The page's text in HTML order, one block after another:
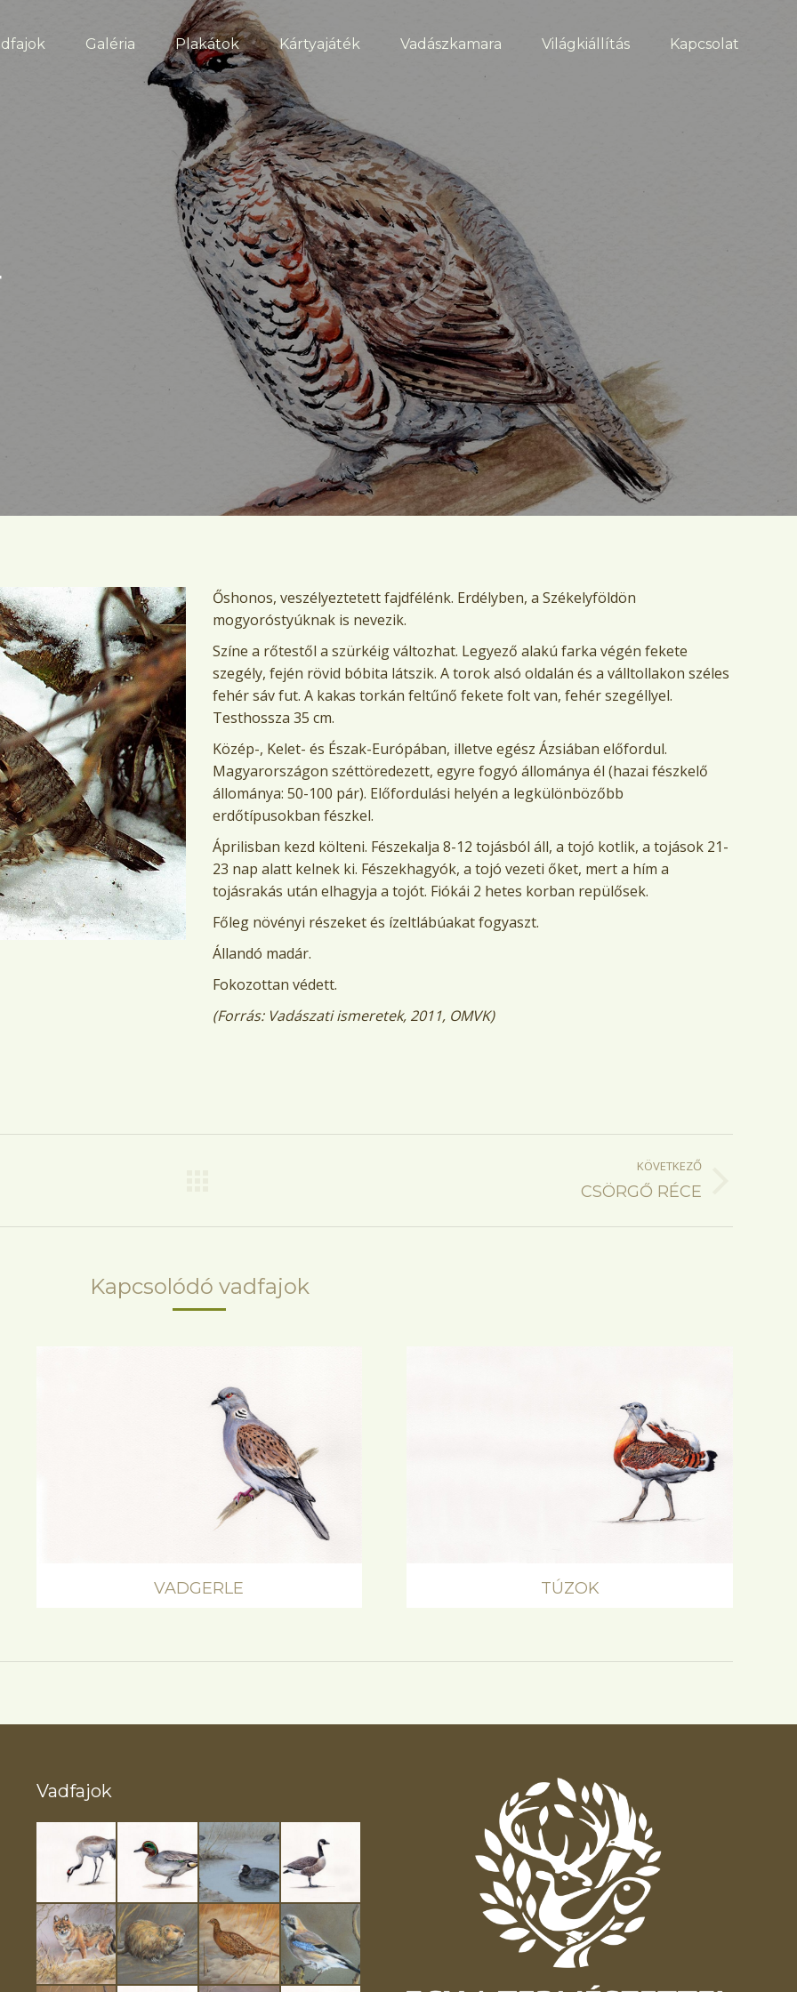
Galéria Plakátok Kártyajáték Vadászkamara Világkiállítás Kapcsolat
Őshonos, veszélyeztetett fajdfélénk. Erdélyben, a Székelyföldön
mogyoróstyúknak is nevezik.
Színe a rőtestől a szürkéig változhat. Legyező alakú farka végén fekete
szegély, fején rövid bóbita látszik. A torok alsó oldalán és a válltollakon széles
fehér sáv fut. A kakas torkán feltűnő fekete folt van, fehér szegéllyel.
Testhossza 35 cm.
Közép-, Kelet- és Észak-Európában, illetve egész Ázsiában előfordul.
Magyarországon széttöredezett, egyre fogyó állománya él (hazai fészkelő
állománya: 50-100 pár). Előfordulási helyén a legkülönbözőbb
erdőtípusokban fészkel.
Áprilisban kezd költeni. Fészekalja 8-12 tojásból áll, a tojó kotlik, a tojások 21-
23 nap alatt kelnek ki. Fészekhagyók, a tojó vezeti őket, mert a hím a
tojásrakás után elhagyja a tojót. Fiókái 2 hetes korban repülősek.
Főleg növényi részeket és ízeltlábúakat fogyaszt.
Állandó madár.
Fokozottan védett.
(Forrás: Vadászati ismeretek, 2011, OMVK)
KÖVETKEZŐ
CSÖRGŐ RÉCE
Kapcsolódó vadfajok
VADGERLE TÚZOK
Vadfajok